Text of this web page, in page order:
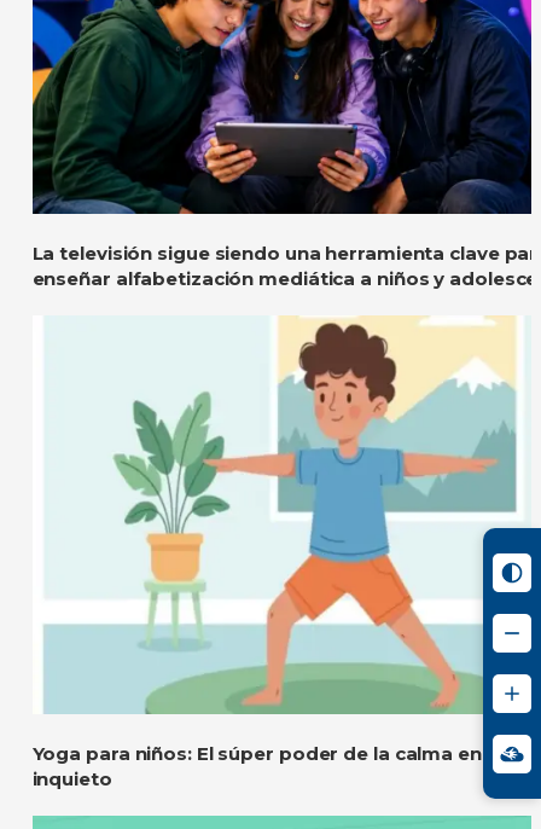
La televisión sigue siendo una herramienta clave
enseñar alfabetización mediática a niños y
Yoga para niños: El súper poder de la calma en un
inquieto